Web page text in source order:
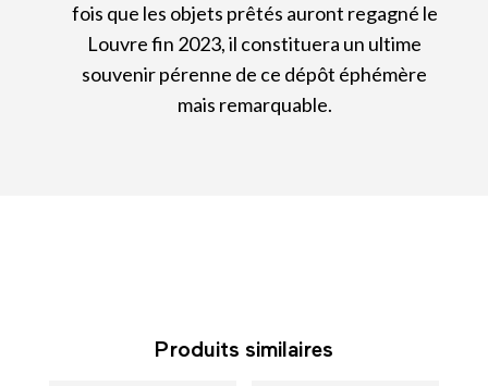
fois que les objets prêtés auront regagné le
Louvre fin 2023, il constituera un ultime
souvenir pérenne de ce dépôt éphémère
mais remarquable.
Produits similaires